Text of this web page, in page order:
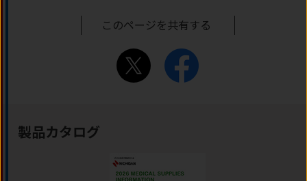
このページを共有する
製品カタログ